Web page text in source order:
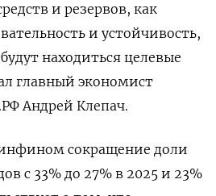
и резервов, как
и устойчивость,
находиться целевые
главный экономист
Андрей Клепач.
сокращение доли
с 33% до 27% в 2025 и 23%